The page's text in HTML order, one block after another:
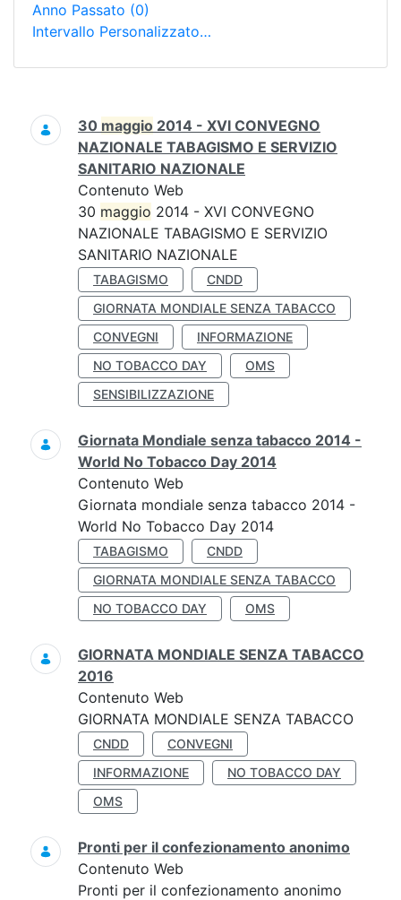
Anno Passato (0)
Intervallo Personalizzato…
Ricerca
30 maggio 2014 - XVI CONVEGNO
NAZIONALE TABAGISMO E SERVIZIO
SANITARIO NAZIONALE
Contenuto Web
30 maggio 2014 - XVI CONVEGNO
NAZIONALE TABAGISMO E SERVIZIO
SANITARIO NAZIONALE
TABAGISMO
CNDD
GIORNATA MONDIALE SENZA TABACCO
CONVEGNI
INFORMAZIONE
NO TOBACCO DAY
OMS
SENSIBILIZZAZIONE
Giornata Mondiale senza tabacco 2014 -
World No Tobacco Day 2014
Contenuto Web
Giornata mondiale senza tabacco 2014 -
World No Tobacco Day 2014
TABAGISMO
CNDD
GIORNATA MONDIALE SENZA TABACCO
NO TOBACCO DAY
OMS
GIORNATA MONDIALE SENZA TABACCO
2016
Contenuto Web
GIORNATA MONDIALE SENZA TABACCO
CNDD
CONVEGNI
INFORMAZIONE
NO TOBACCO DAY
OMS
Pronti per il confezionamento anonimo
Contenuto Web
Pronti per il confezionamento anonimo